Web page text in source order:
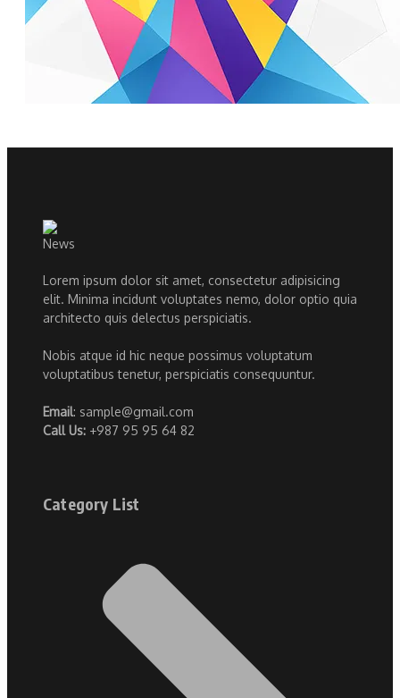
Lorem ipsum dolor sit amet, consectetur adipisicing
elit. Minima incidunt voluptates nemo, dolor optio quia
architecto quis delectus perspiciatis.
Nobis atque id hic neque possimus voluptatum
voluptatibus tenetur, perspiciatis consequuntur.
Email: sample@gmail.com
Call Us: +987 95 95 64 82
Category List